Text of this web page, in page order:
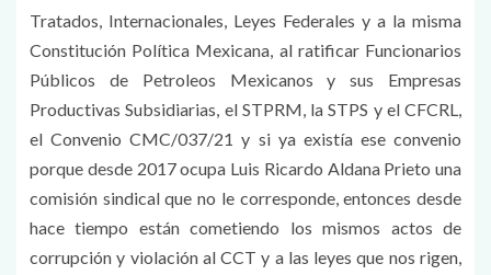
Tratados, Internacionales, Leyes Federales y a la misma
Constitución Política Mexicana, al ratificar Funcionarios
Públicos de Petroleos Mexicanos y sus Empresas
Productivas Subsidiarias, el STPRM, la STPS y el CFCRL,
el Convenio CMC/037/21 y si ya existía ese convenio
porque desde 2017 ocupa Luis Ricardo Aldana Prieto una
comisión sindical que no le corresponde, entonces desde
hace tiempo están cometiendo los mismos actos de
corrupción y violación al CCT y a las leyes que nos rigen,